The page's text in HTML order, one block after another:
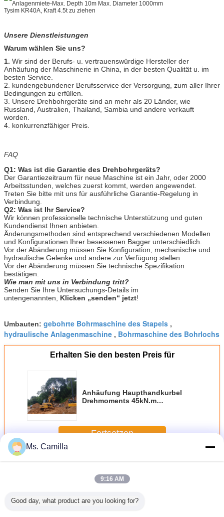
Unsere Dienstleistungen
Warum wählen Sie uns?
1. Wir sind der Berufs- u. vertrauenswürdige Hersteller der
Anhäufung der Maschinerie in China, in der besten Qualität u. im
besten Service.
2. kundengebundener Berufsservice der Versorgung, zum aller Ihrer
Bedingungen zu erfüllen.
3. Unsere Drehbohrgeräte sind an mehr als 20 Länder, wie
Russland, Australien, Thailand, Sambia und andere verkauft
worden.
4. konkurrenzfähiger Preis.
FAQ
Q1: Was ist die Garantie des Drehbohrgeräts?
Der Garantiezeitraum für neue Maschine ist ein Jahr, oder 2000
Arbeitsstunden, welches zuerst kommt, werden angewendet.
Treten Sie bitte mit uns für ausführliche Garantie-Regelung in
Verbindung.
Q2: Was ist Ihr Service?
Wir können professionelle technische Unterstützung und guten
Kundendienst Ihnen anbieten.
Änderungsmethoden sind entsprechend verschiedenen Modellen
und Konfigurationen Ihrer besessenen Bagger unterschiedlich.
Vor der Abänderung müssen Sie Konfiguration, mechanische und
hydraulische Gelenke und andere zur Verfügung stellen.
Vor der Abänderung müssen Sie technische Spezifikation
bestätigen.
Wie man mit uns in Verbindung tritt?
Senden Sie Ihre Untersuchungs-Details im
untengenannten, Klicken „senden“ jetzt!
Umbauten: gebohrte Bohrmaschine des Stapels ,
hydraulische Anlagenmaschine , Bohrmaschine des Bohrlochs
Erhalten Sie den besten Preis für
Anhäufung Haupthandkurbel
Drehmoments 45kN.m
KR40A, Kraft 4.5t zu ziehen
Fortsetzen
MehrHydraulische Piling-Rig
Ms. Camilla
9:16 AM
Good day, what product are you looking for?